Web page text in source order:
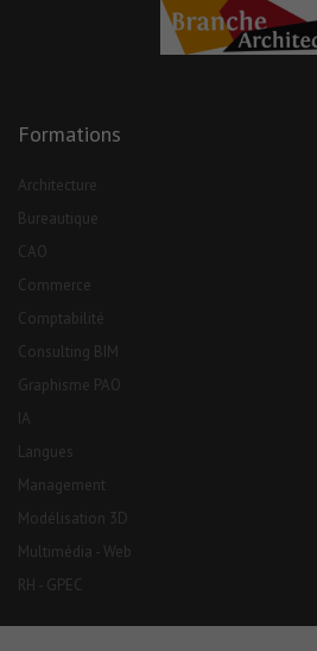
Formations
Architecture
Bureautique
CAO
Commerce
Comptabilité
Consulting BIM
Graphisme PAO
IA
Langues
Management
Modélisation 3D
Multimédia - Web
RH - GPEC